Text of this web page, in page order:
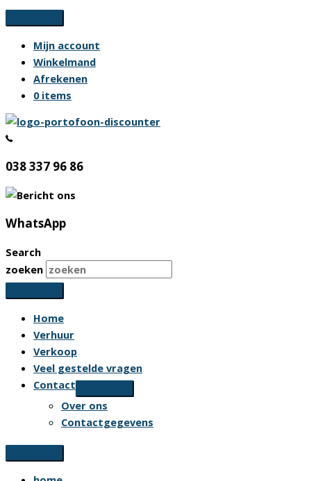
Ga
naar
inhoud
Mijn account
Winkelmand
Afrekenen
0 items
038 337 96 86
WhatsApp
Search
zoeken
Home
Verhuur
Verkoop
Veel gestelde vragen
Contact
Over ons
Contactgegevens